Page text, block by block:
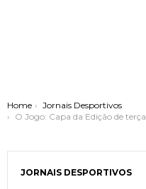
You are here:
Home
Jornais Desportivos
O Jogo: Capa da Edição de
JORNAIS DESPORTIVOS